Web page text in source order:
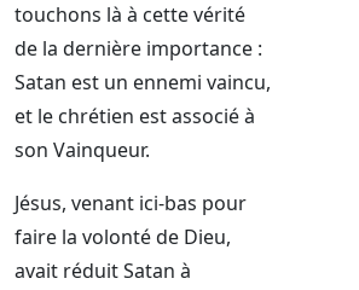
touchons là à cette vérité
de la dernière importance :
Satan est un ennemi vaincu,
et le chrétien est associé à
son Vainqueur.
Jésus, venant ici-bas pour
faire la volonté de Dieu,
avait réduit Satan à